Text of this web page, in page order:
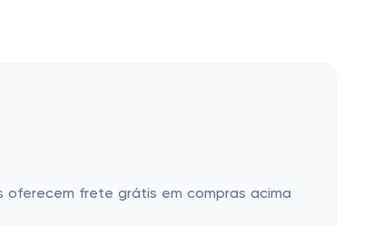
oferecem frete grátis em compras acima